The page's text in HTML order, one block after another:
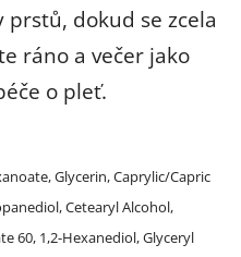
prstů, dokud se zcela
ráno a večer jako
o pleť.
Glycerin, Caprylic/Capric
Cetearyl Alcohol,
60, 1,2-Hexanediol, Glyceryl